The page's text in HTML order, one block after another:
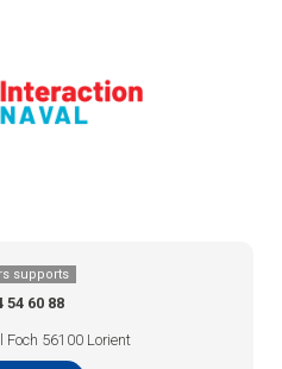
supports
54 60 88
Foch 56100 Lorient